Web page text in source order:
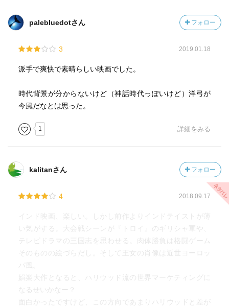
palebluedotさん フォロー
3 2019.01.18
派手で爽快で素晴らしい映画でした。
時代背景が分からないけど（神話時代っぽいけど）洋弓が
今風だなとは思った。
1 詳細をみる
kalitanさん フォロー
4 2018.09.17
インド映画、楽しい。しかし前作よりインドテイストが薄
い気がする。大会戦シーンが『トロイ』のギリシャ軍や、
テレビドラマの三国志を思わせる。肉体勝負は格闘ゲーム
そのものの絵づらだし。そして王女の肖像は近世ヨーロッ
パ風。
娯楽大作となると、ハリウッド流の世界マーケティングに
なるせいかなー？
面白かったですけど、この方向であまりハリウッドと差が